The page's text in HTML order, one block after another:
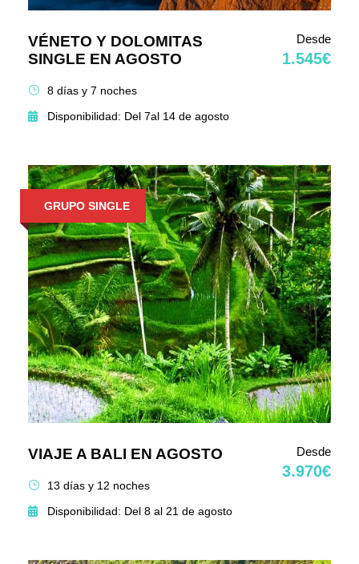
VÉNETO Y DOLOMITAS
SINGLE EN AGOSTO
Desde
1.545€
8 días y 7 noches
Disponibilidad: Del 7al 14 de agosto
GRUPO SINGLE
VIAJE A BALI EN AGOSTO Desde
3.970€
13 días y 12 noches
Disponibilidad: Del 8 al 21 de agosto